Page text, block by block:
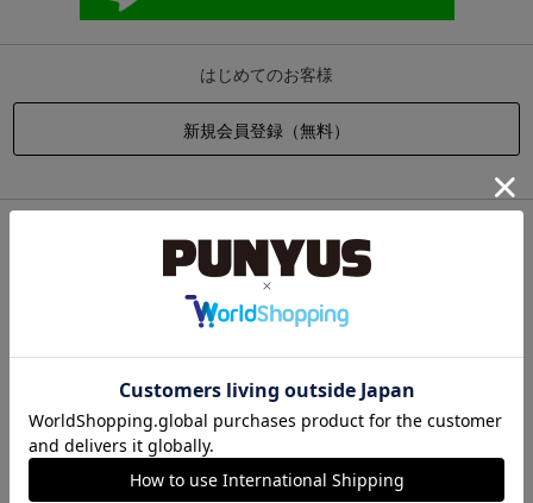
はじめてのお客様
他のサイトIDで新規会員登録をしていただくと次回以降、そのIDで
ログインすることができます。